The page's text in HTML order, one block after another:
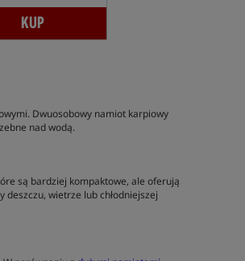
KUP
Dwuosobowy namiot karpiowy
nad wodą.
są bardziej kompaktowe, ale oferują
wietrze lub chłodniejszej